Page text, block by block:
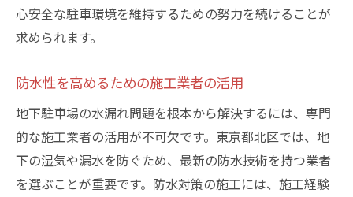
心安全な駐車環境を維持するための努力を続けることが
求められます。
防水性を高めるための施工業者の活用
地下駐車場の水漏れ問題を根本から解決するには、専門
的な施工業者の活用が不可欠です。東京都北区では、地
下の湿気や漏水を防ぐため、最新の防水技術を持つ業者
を選ぶことが重要です。防水対策の施工には、施工経験